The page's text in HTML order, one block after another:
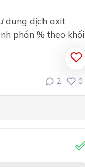
dung dịch axit
phần % theo khối
2 0